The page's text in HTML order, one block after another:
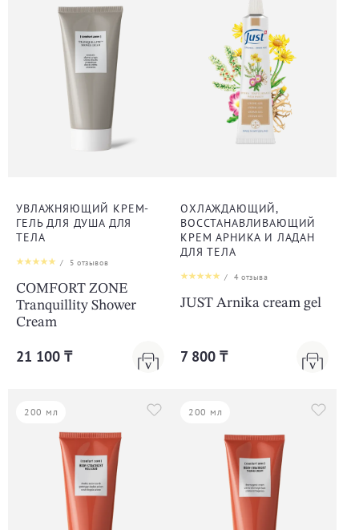
УВЛАЖНЯЮЩИЙ КРЕМ-
ГЕЛЬ ДЛЯ ДУША ДЛЯ
ТЕЛА
/ 5 отзывов
COMFORT ZONE
Tranquillity Shower
Cream
21 100 ₸
ОХЛАЖДАЮЩИЙ,
ВОССТАНАВЛИВАЮЩИЙ
КРЕМ АРНИКА И ЛАДАН
ДЛЯ ТЕЛА
/ 4отзыва
JUST Arnika cream gel
7 800 ₸
200 мл 200 мл